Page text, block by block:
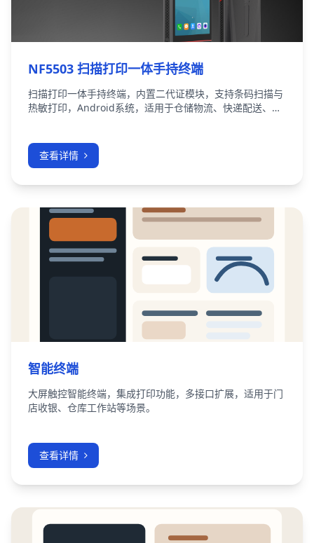
NF5503 扫描打印一体手持终端
扫描打印一体手持终端，内置二代证模块，支持条码扫描与
热敏打印，Android系统，适用于仓储物流、快递配送、现
查看详情
智能终端
大屏触控智能终端，集成打印功能，多接口扩展，适用于门
店收银、仓库工作站等场景。
查看详情